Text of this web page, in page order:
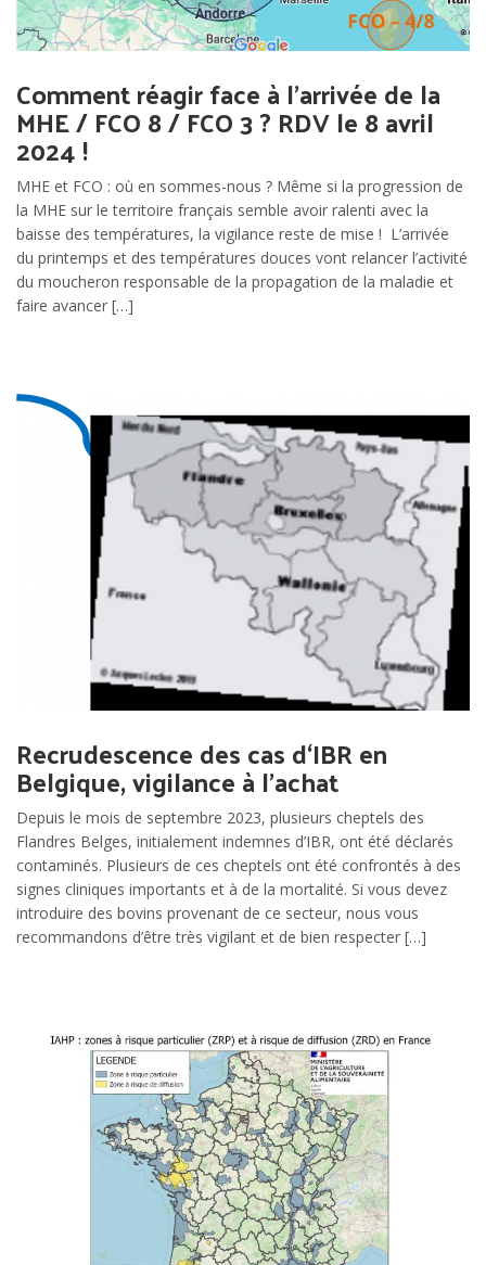
Comment réagir face à l’arrivée de la
MHE / FCO 8 / FCO 3 ? RDV le 8 avril
2024 !
MHE et FCO : où en sommes-nous ? Même si la progression de
la MHE sur le territoire français semble avoir ralenti avec la
baisse des températures, la vigilance reste de mise ! L’arrivée
du printemps et des températures douces vont relancer l’activité
du moucheron responsable de la propagation de la maladie et
faire avancer […]
Recrudescence des cas d‘IBR en
Belgique, vigilance à l’achat
Depuis le mois de septembre 2023, plusieurs cheptels des
Flandres Belges, initialement indemnes d’IBR, ont été déclarés
contaminés. Plusieurs de ces cheptels ont été confrontés à des
signes cliniques importants et à de la mortalité. Si vous devez
introduire des bovins provenant de ce secteur, nous vous
recommandons d’être très vigilant et de bien respecter […]